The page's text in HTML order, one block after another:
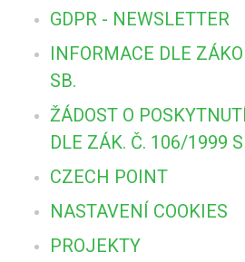
GDPR - NEWSLETTER
INFORMACE DLE
SB.
ŽÁDOST O
DLE ZÁK. Č. 106/1999
CZECH POINT
NASTAVENÍ COOKIES
PROJEKTY